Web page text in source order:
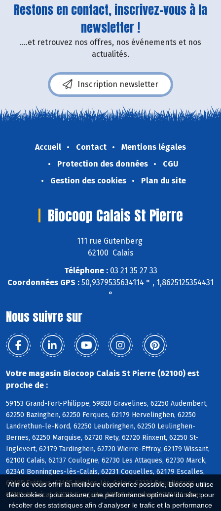
Afin de vous offrir la meilleure expérience possible, Biocoop utilise
des cookies : pour assurer une performance optimale du site, pour
récolter des statistiques afin d'analyser le trafic et la performance
Restons en contact, inscrivez-vous à la
newsletter !
....et retrouvez nos offres, nos événements et nos
actualités.
Inscription newsletter
Accueil Contact
Mentions légales
Protection des données
CGU
Gestion des cookies
Plan du site
Biocoop Calais St Pierre
111 rue Gutenberg
62100 Calais
Téléphone :03 21 35 27 33
Coordonnées GPS : 50,9379535634114 ° , 1,8625125354431
°
Nous suivre sur
Votre magasin Biocoop Calais St Pierre (62100) est
proche de :
59153 Grand-Fort-Philippe, 59820 Gravelines, 62250 Audembert,
62250 Bazinghen, 62250 Ferques, 62179 Hervelinghen, 62250
Landrethun-le-Nord, 62250 Leubringhen, 62250 Leulinghen-
Bernes, 62250 Marquise, 62720 Rety, 62720 Rinxent, 62250 St-
Inglevert, 62179 Tardinghen, 62720 Wierre-Effroy, 62179 Wissant,
62100 Calais, 62137 Coulogne, 62730 Les Attaques, 62730 Marck,
62340 Bonningues-lès-Calais, 62231 Coquelles, 62179 Escalles,
62185 Fréthun, 62185 Nielles-lès-Calais, 62231 Peuplingues,
62185 St-Tricat, 62231 Sangatte, 62850 Alembon, 62340 Andres